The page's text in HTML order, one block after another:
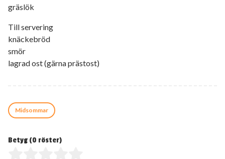
gräslök
Till servering
knäckebröd
smör
lagrad ost (gärna prästost)
Midsommar
Betyg (0 röster)